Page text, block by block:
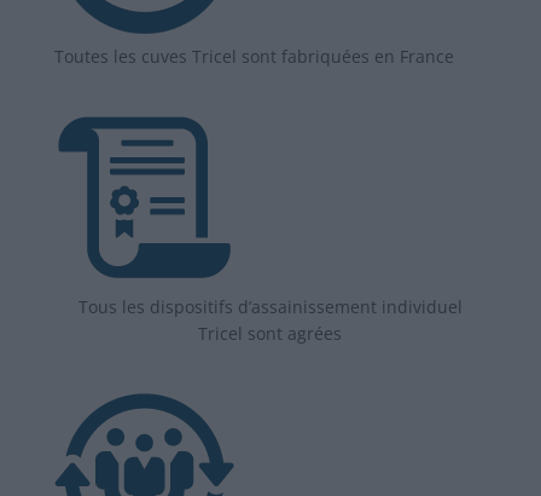
Toutes les cuves Tricel sont fabriquées en France
Tous les dispositifs d’assainissement individuel
Tricel sont agrées